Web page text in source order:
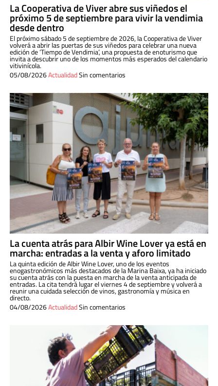
La Cooperativa de Viver abre sus viñedos el
próximo 5 de septiembre para vivir la vendimia
desde dentro
El próximo sábado 5 de septiembre de 2026, la Cooperativa de Viver
volverá a abrir las puertas de sus viñedos para celebrar una nueva
edición de ‘Tiempo de Vendimia’, una propuesta de enoturismo que
invita a descubrir uno de los momentos más esperados del calendario
vitivinícola.
05/08/2026ActualidadSin comentarios
La cuenta atrás para Albir Wine Lover ya está en
marcha: entradas a la venta y aforo limitado
La quinta edición de Albir Wine Lover, uno de los eventos
enogastronómicos más destacados de la Marina Baixa, ya ha iniciado
su cuenta atrás con la puesta en marcha de la venta anticipada de
entradas. La cita tendrá lugar el viernes 4 de septiembre y volverá a
reunir una cuidada selección de vinos, gastronomía y música en
directo.
04/08/2026ActualidadSin comentarios